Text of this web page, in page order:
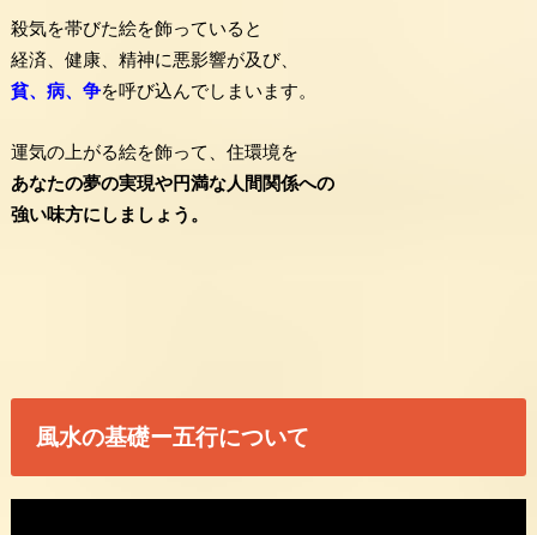
殺気を帯びた絵を飾っていると
経済、健康、精神に悪影響が及び、
貧、病、争を呼び込んでしまいます。
運気の上がる絵を飾って、住環境を
あなたの夢の実現や円満な人間関係への
強い味方にしましょう。
風水の基礎ー五行について